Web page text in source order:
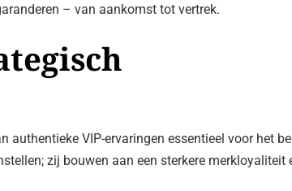
– van aankomst tot vertrek.
VIP-ervaringen essentieel voor het
zij bouwen aan een sterkere merkloyaliteit